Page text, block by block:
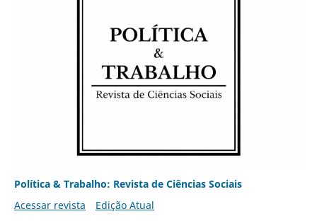
Política & Trabalho: Revista de Ciências Sociais
Acessar revista
Edição Atual